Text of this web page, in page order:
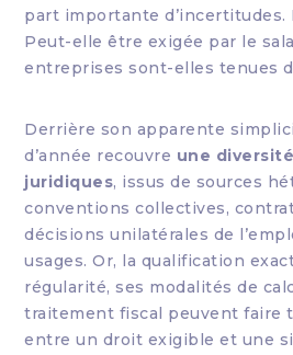
part importante d’incertitudes.
Peut-elle être exigée par le
entreprises sont-elles tenues
Derrière son apparente
d’année recouvre une
juridiques, issus de sources
conventions collectives,
décisions unilatérales de
usages. Or, la qualification
régularité, ses modalités de
traitement fiscal peuvent faire
entre un droit exigible et une